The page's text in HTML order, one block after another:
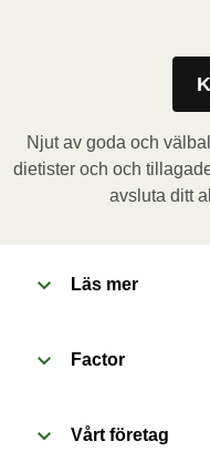
måltiden vila i 1
för varm ånga när du
Ugn (170˚C):
och stick några hål i
förvärmda ugnen
Njut av goda och
dietister och och
avsluta ditt
Läs mer
Factor
Vårt företag